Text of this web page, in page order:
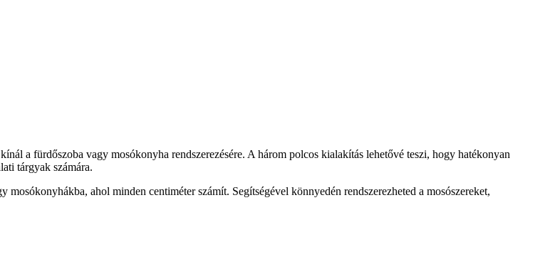
a fürdőszoba vagy mosókonyha rendszerezésére. A három polcos kialakítás lehetővé teszi, hogy hatékonyan
tárgyak számára.
mosókonyhákba, ahol minden centiméter számít. Segítségével könnyedén rendszerezheted a mosószereket,